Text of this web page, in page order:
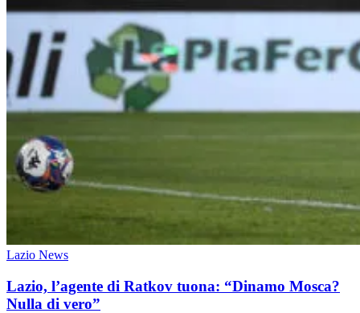
Lazio News
Lazio, l’agente di Ratkov tuona: “Dinamo Mosca?
Nulla di vero”